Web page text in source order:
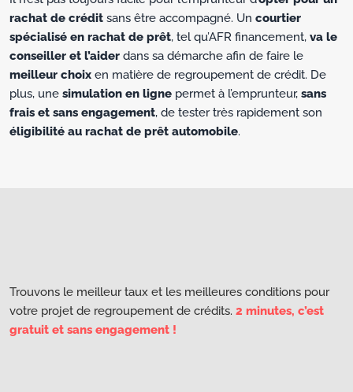
rachat de crédit sans être accompagné. Un courtier
spécialisé en rachat de prêt, tel qu’AFR financement, va le
conseiller et l’aider dans sa démarche afin de faire le
meilleur choix en matière de regroupement de crédit. De
plus, une simulation en ligne permet à l’emprunteur, sans
frais et sans engagement, de tester très rapidement son
éligibilité au rachat de prêt automobile.
Trouvons le meilleur taux et les meilleures conditions pour
votre projet de regroupement de crédits. 2 minutes, c’est
gratuit et sans engagement !